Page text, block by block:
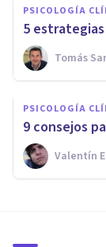
PSICOLOGÍA
5
Tomás
PSICOLOGÍA
9 consejos
Valentín